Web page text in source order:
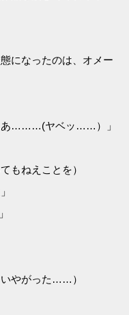
になったのは、オメー
あ………(ヤベッ……）」
もねえことを）
いやがった……）